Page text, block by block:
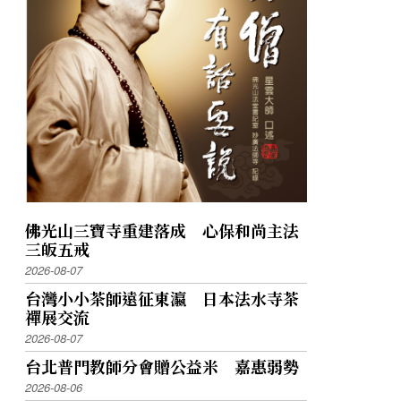
佛光山三寶寺重建落成 心保和尚主法
三皈五戒
2026-08-07
台灣小小茶師遠征東瀛 日本法水寺茶
禪展交流
2026-08-07
台北普門教師分會贈公益米 嘉惠弱勢
2026-08-06